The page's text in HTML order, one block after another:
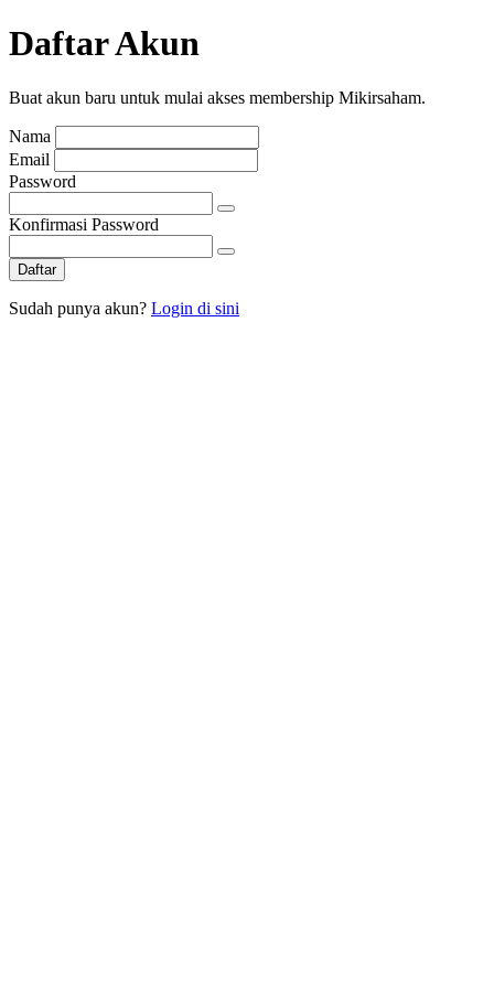
Daftar Akun
Buat akun baru untuk mulai akses membership Mikirsaham.
Nama
Email
Password
Konfirmasi Password
Daftar
Sudah punya akun? Login di sini